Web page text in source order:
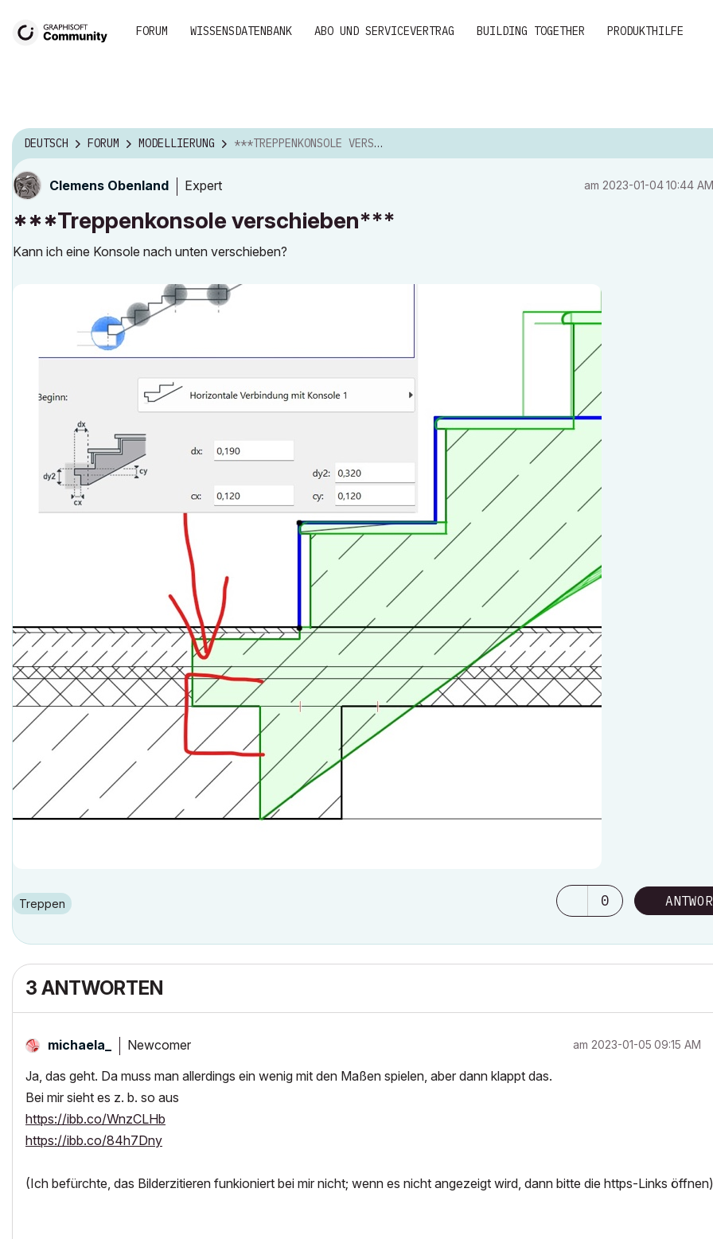
FORUM WISSENSDATENBANK ABO UND SERVICEVERTRAG BUILDING TOGETHER PRODUKTHILFE
DEUTSCH FORUM MODELLIERUNG ***TREPPENKONSOLE VERSCHIEBEN***
Clemens Obenland Expert am ‎2023-01-0410:44 AM
***Treppenkonsole verschieben***
Kann ich eine Konsole nach unten verschieben?
Treppen 0
3 ANTWORTEN
michaela_ Newcomer am ‎2023-01-05 09:15 AM
Ja, das geht. Da muss man allerdings ein wenig mit den Maßen spielen, aber dann klappt das.
Bei mir sieht es z. b. so aus
https://ibb.co/WnzCLHb
https://ibb.co/84h7Dny
(Ich befürchte, das Bilderzitieren funkioniert bei mir nicht; wenn es nicht angezeigt wird, dann bitte die https-Links öffnen)